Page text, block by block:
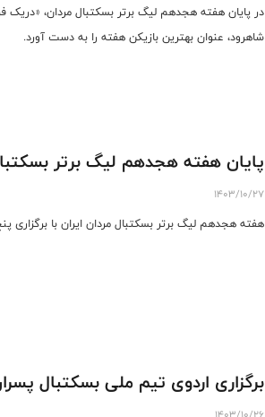
در پایان هفته هجدهم لیگ برتر بسکتبال مردان، «دریک
شاهرود، عنوان بهترین بازیکن هفته را به دست آورد.
پایان هفته هجدهم لیگ برتر
1403/10/27
هفته هجدهم لیگ برتر بسکتبال مردان ایران با برگزاری
برگزاری اردوی تیم ملی بسکتبال پسران زیر